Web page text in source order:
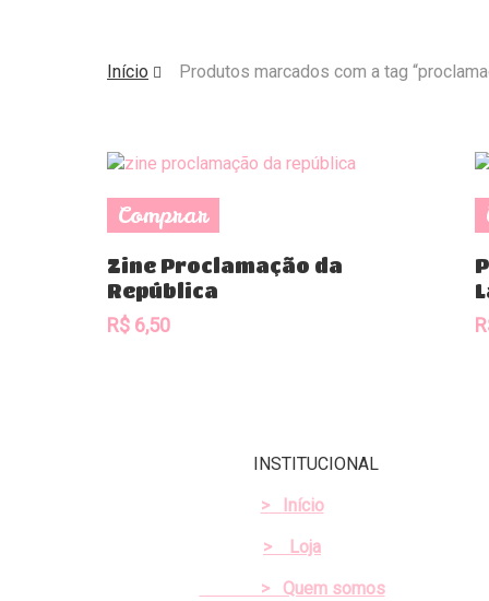
Início Produtos marcados com a tag
Comprar
Zine Proclamação da
República
R$ 6,50
INSTITUCIONAL
>
Início
>
Loja
> Quem somos